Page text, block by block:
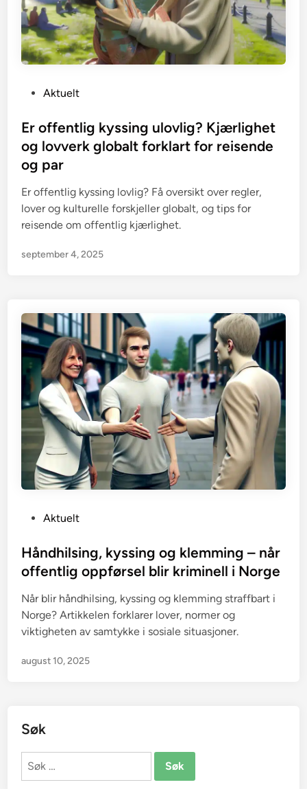
s
t
d
i
n
Aktuelt
Er offentlig kyssing ulovlig? Kjærlighet
og lovverk globalt forklart for reisende
og par
Er offentlig kyssing lovlig? Få oversikt over regler,
lover og kulturelle forskjeller globalt, og tips for
reisende om offentlig kjærlighet.
september 4, 2025
s
t
d
i
n
Aktuelt
Håndhilsing, kyssing og klemming – når
offentlig oppførsel blir kriminell i Norge
Når blir håndhilsing, kyssing og klemming straffbart i
Norge? Artikkelen forklarer lover, normer og
viktigheten av samtykke i sosiale situasjoner.
august 10, 2025
Søk
Søk